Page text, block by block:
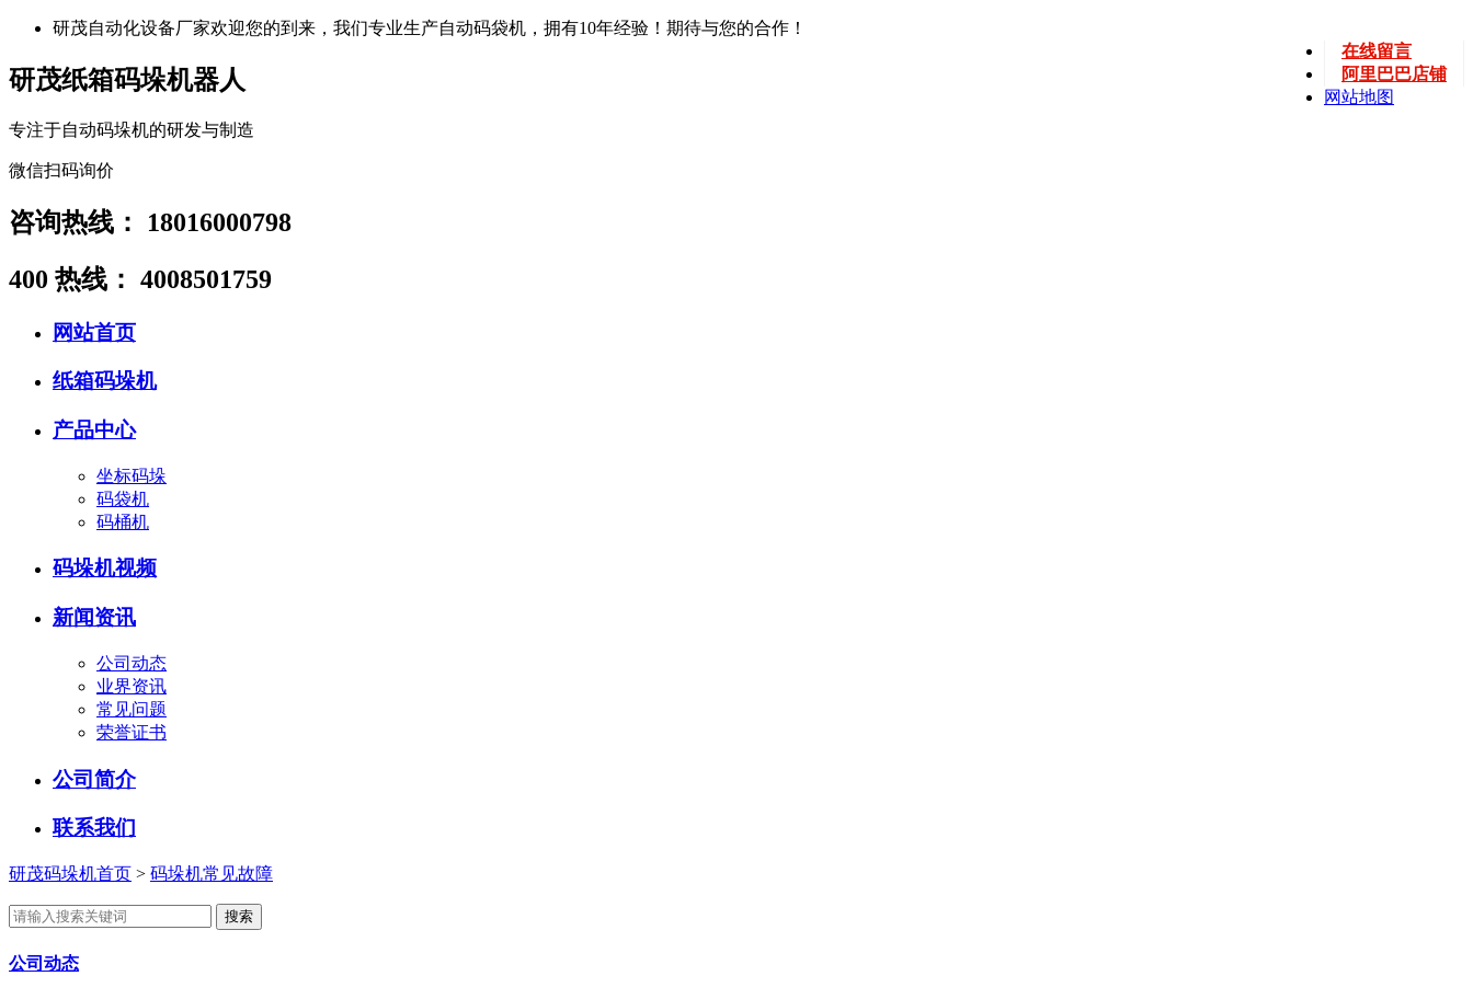
研茂自动化设备厂家欢迎您的到来，我们专业生产自动码袋机，拥有10年经验！期待与您的合作！
在线留言
阿里巴巴店铺
网站地图
研茂纸箱码垛机器人
专注于自动码垛机的研发与制造
微信扫码询价
咨询热线：
18016000798
400 热线： 4008501759
网站首页
纸箱码垛机
产品中心
坐标码垛
码袋机
码桶机
码垛机视频
新闻资讯
公司动态
业界资讯
常见问题
荣誉证书
公司简介
联系我们
研茂码垛机首页 > 码垛机常见故障
公司动态